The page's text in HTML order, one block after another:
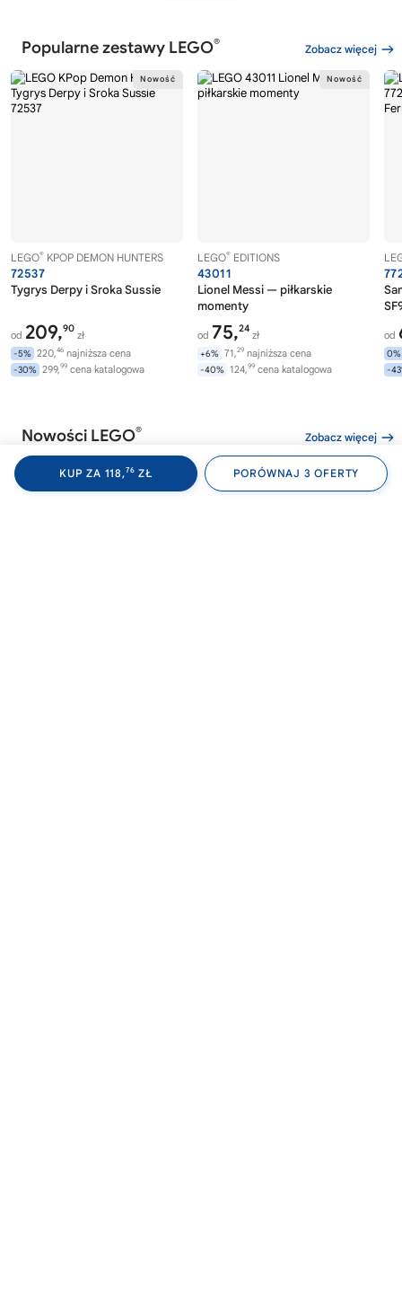
KUP ZA 118,76 ZŁ PORÓWNAJ 3 OFERTY
Popularne zestawy LEGO® Zobacz więcej
LEGO® KPOP DEMON HUNTERS
72537
Tygrys Derpy i Sroka Sussie
od 209,90
zł
-5% 220,46 najniższa cena
-30% 299,99 cena katalogowa
LEGO® EDITIONS
43011
Lionel Messi — piłkarskie
momenty
od 75,24
zł
+6% 71,29 najniższa cena
-40% 124,99 cena katalogowa
od
0%
-
Nowości LEGO® Zobacz więcej